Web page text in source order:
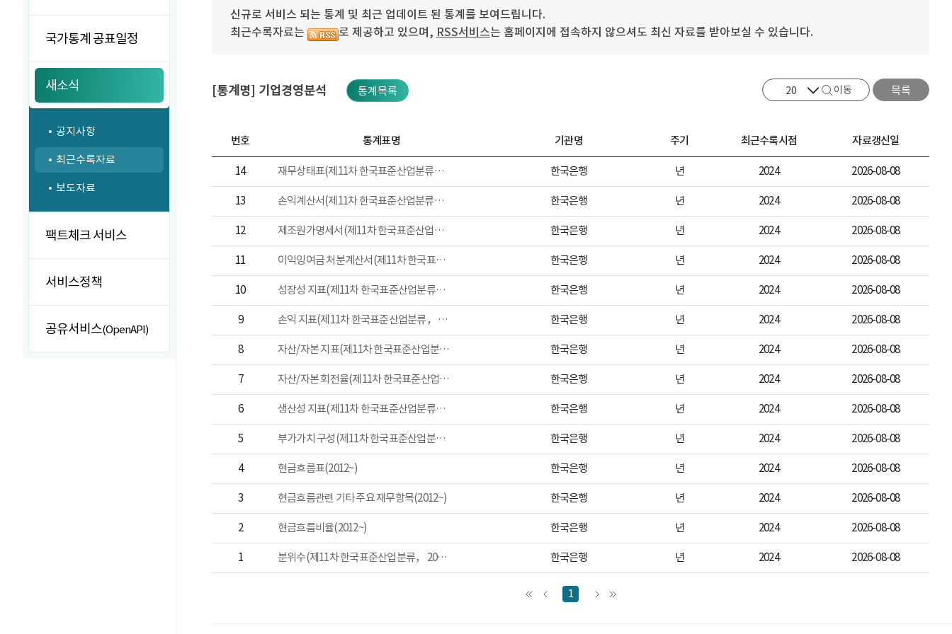
국가통계 공표일정
새소식
공지사항
최근수록자료
보도자료
팩트체크 서비스
서비스정책
공유서비스(OpenAPI)
신규로 서비스 되는 통계 및 최근 업데이트 된 통계를 보여드립니다.
최근수록자료는
로 제공하고 있으며, RSS서비스는 홈페이지에 접속하지 않으셔도 최신 자료를 받아보실 수 있습니다.
[통계명] 기업경영분석 통계목록 이동 목록
번호 통계표명 기관명 주기 최근수록시점 자료갱신일
14 재무상태표(제11차 한국표준산업분류， 2009~) 한국은행 년 2024 2026-08-08
13 손익계산서(제11차 한국표준산업분류， 2009~) 한국은행 년 2024 2026-08-08
12 제조원가명세서(제11차 한국표준산업분류， 2009~) 한국은행 년 2024 2026-08-08
11 이익잉여금 처분계산서(제11차 한국표준산업분류， 2009~) 한국은행 년 2024 2026-08-08
10 성장성 지표(제11차 한국표준산업분류， 2009~) 한국은행 년 2024 2026-08-08
9 손익 지표(제11차 한국표준산업분류， 2009~) 한국은행 년 2024 2026-08-08
8 자산/자본 지표(제11차 한국표준산업분류， 2009~) 한국은행 년 2024 2026-08-08
7 자산/자본 회전율(제11차 한국표준산업분류， 2009~) 한국은행 년 2024 2026-08-08
6 생산성 지표(제11차 한국표준산업분류， 2009~) 한국은행 년 2024 2026-08-08
5 부가가치 구성(제11차 한국표준산업분류， 2009~) 한국은행 년 2024 2026-08-08
4 현금흐름표(2012~) 한국은행 년 2024 2026-08-08
3 현금흐름관련 기타 주요 재무항목(2012~) 한국은행 년 2024 2026-08-08
2 현금흐름비율(2012~) 한국은행 년 2024 2026-08-08
1 분위수(제11차 한국표준산업분류， 2013~) 한국은행 년 2024 2026-08-08
1